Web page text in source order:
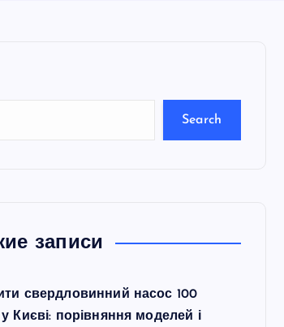
Search
записи
свердловинний насос 100
у Києві: порівняння моделей і